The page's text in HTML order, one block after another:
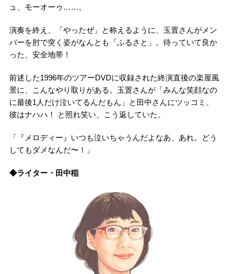
ュ、モーオーゥ……。
演奏を終え、「やったぜ」と称えるように、玉置さんがメン
バーを肘で突く姿がなんとも「ふるさと」。待っていて良か
った、安全地帯！
前述した1996年のツアーDVDに収録された終演直後の楽屋風
景に、こんなやり取りがある。玉置さんが「みんな笑顔なの
に最後1人だけ泣いてるんだもん」と田中さんにツッコミ、
彼はナハハ！ と照れ笑い、こう返していた。
「『メロディー』いつも泣いちゃうんだよなあ、あれ。どう
してもダメなんだ〜！」
◆ライター・田中稲